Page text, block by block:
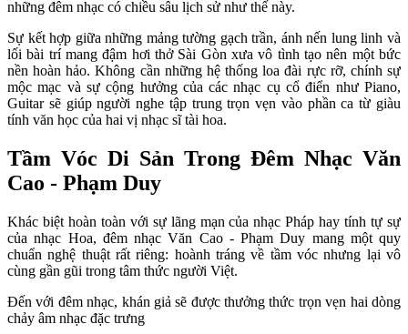
những đêm nhạc có chiều sâu lịch sử như thế này.
Sự kết hợp giữa những mảng tường gạch trần, ánh nến lung linh và
lối bài trí mang đậm hơi thở Sài Gòn xưa vô tình tạo nên một bức
nền hoàn hảo. Không cần những hệ thống loa đài rực rỡ, chính sự
mộc mạc và sự cộng hưởng của các nhạc cụ cổ điển như Piano,
Guitar sẽ giúp người nghe tập trung trọn vẹn vào phần ca từ giàu
tính văn học của hai vị nhạc sĩ tài hoa.
Tầm Vóc Di Sản Trong Đêm Nhạc Văn
Cao - Phạm Duy
Khác biệt hoàn toàn với sự lãng mạn của nhạc Pháp hay tính tự sự
của nhạc Hoa, đêm nhạc Văn Cao - Phạm Duy mang một quy
chuẩn nghệ thuật rất riêng: hoành tráng về tầm vóc nhưng lại vô
cùng gần gũi trong tâm thức người Việt.
Đến với đêm nhạc, khán giả sẽ được thưởng thức trọn vẹn hai dòng
chảy âm nhạc đặc trưng